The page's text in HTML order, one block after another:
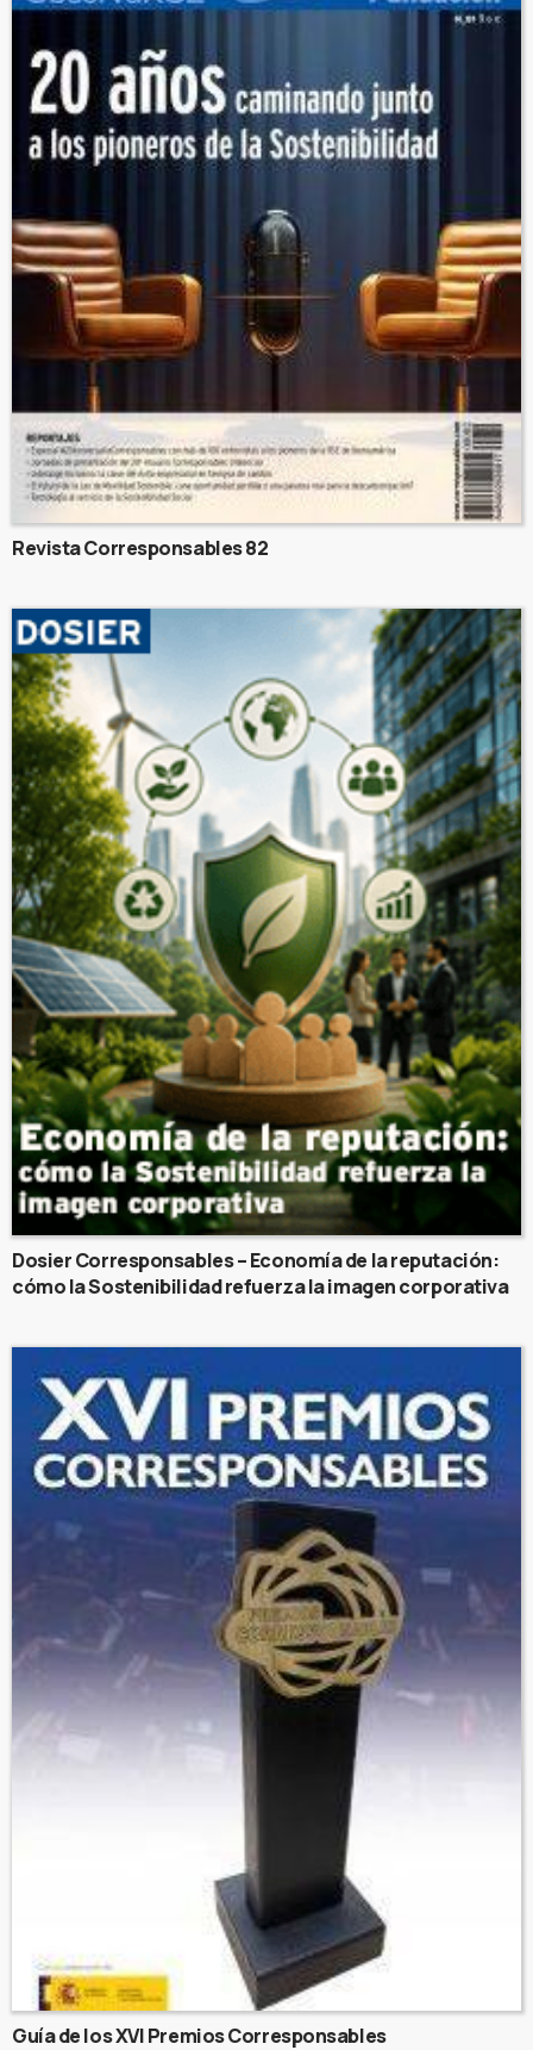
Revista Corresponsables 82
Dosier Corresponsables – Economía de la reputación:
cómo la Sostenibilidad refuerza la imagen corporativa
Guía de los XVI Premios Corresponsables